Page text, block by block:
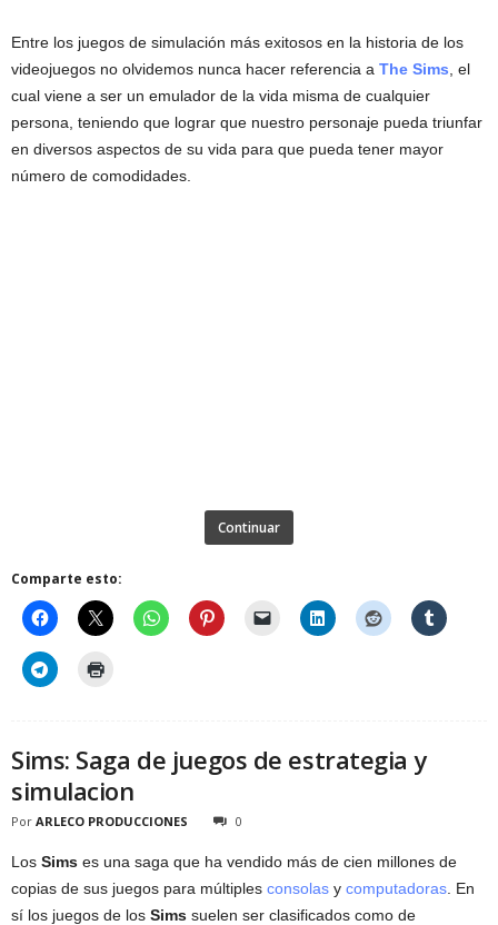
Entre los juegos de simulación más exitosos en la historia de los
videojuegos no olvidemos nunca hacer referencia a The Sims , el
cual viene a ser un emulador de la vida misma de cualquier
persona, teniendo que lograr que nuestro personaje pueda triunfar
en diversos aspectos de su vida para que pueda tener mayor
número de comodidades.
Continuar
Comparte esto:
Sims: Saga de juegos de estrategia y
simulacion
Por ARLECO PRODUCCIONES 0
Los Sims es una saga que ha vendido más de cien millones de
copias de sus juegos para múltiples consolas y computadoras . En
sí los juegos de los Sims suelen ser clasificados como de